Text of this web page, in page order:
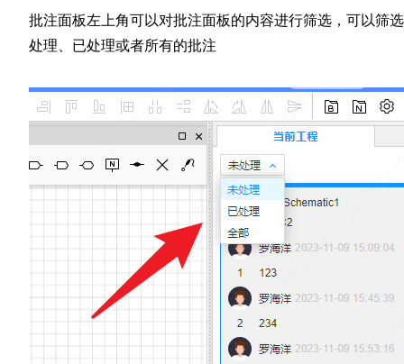
批注面板左上角可以对批注面板的内容进行筛选，可以筛
处理、已处理或者所有的批注